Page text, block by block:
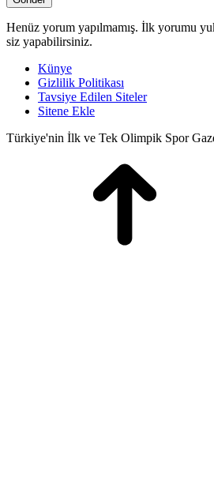
Henüz yorum yapılmamış. İlk yorumu
siz yapabilirsiniz.
Künye
Gizlilik Politikası
Tavsiye Edilen Siteler
Sitene Ekle
Türkiye'nin İlk ve Tek Olimpik Spor